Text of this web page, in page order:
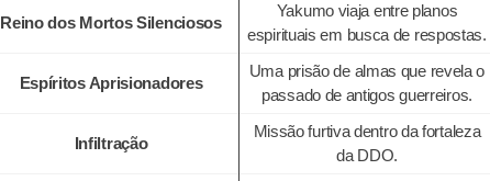
Reino dos Mortos Silenciosos
Yakumo viaja entre planos
espirituais em busca de respostas.
Espíritos Aprisionadores
Uma prisão de almas que revela o
passado de antigos guerreiros.
Infiltração
Missão furtiva dentro da fortaleza
da DDO.